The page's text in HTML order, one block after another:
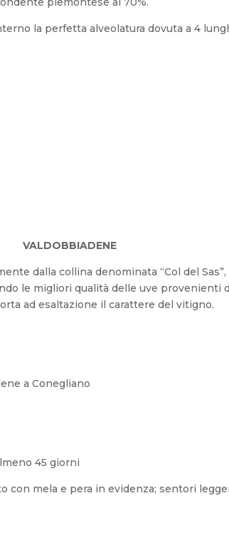
la perfetta alveolatura dovuta a 4
VALDOBBIADENE
dalla collina denominata “Col del
le migliori qualità delle uve provenienti
ad esaltazione il carattere del vitigno.
a Conegliano
45 giorni
con mela e pera in evidenza; sentori